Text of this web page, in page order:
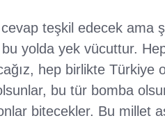
teşkil edecek ama
yolda yek vücuttur.
hep birlikte Türkiye
bu tür bomba
bitecekler. Bu millet